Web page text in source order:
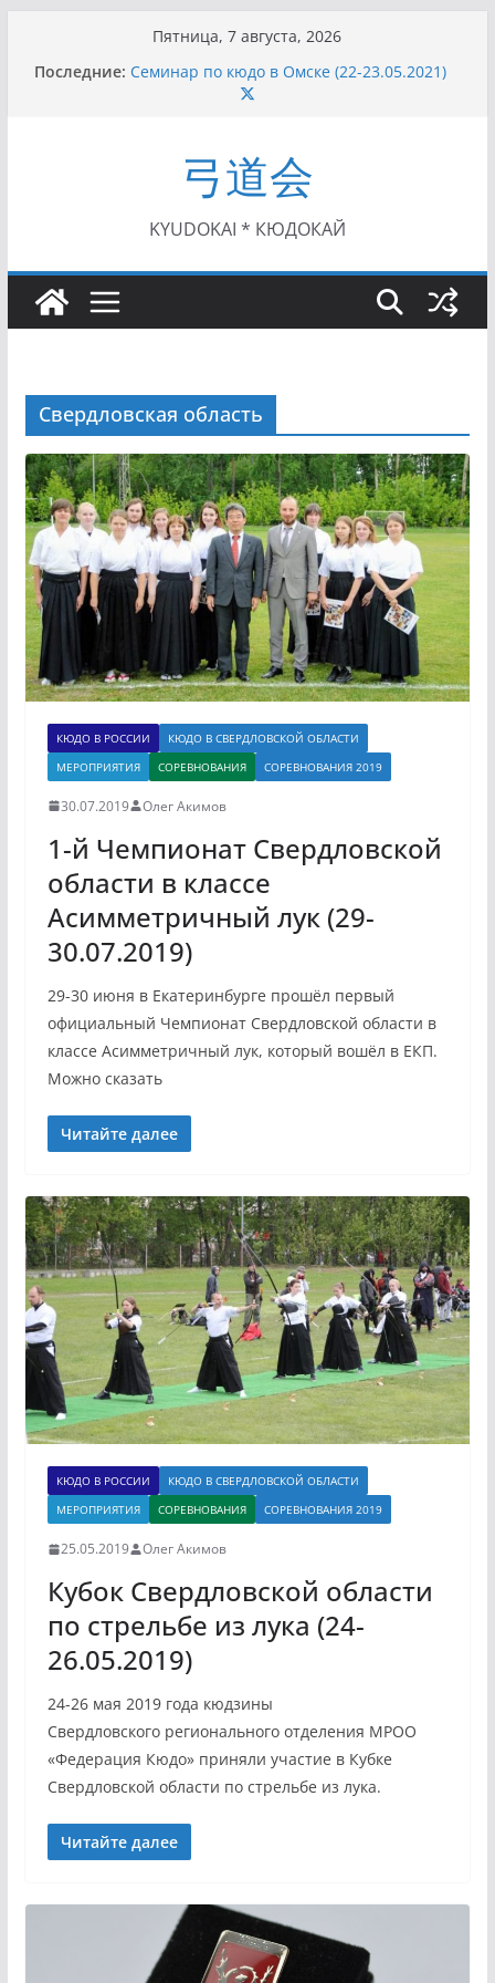
содержимому
Пятница, 7 августа, 2026
Последние: Семинар по кюдо в Омске (22-23.05.2021)
Чемпионат Росcии, Дёмино (2-5.09.2021)
II Кубок Посла Японии в России по Кюдо,
Орёл (25.07.2021)
I этап Кубка Московской области по Кюдо /
Сейдокан II (27.06.2021)
弓道会
KYUDOKAI * КЮДОКАЙ
Свердловская область
КЮДО В РОССИИ
КЮДО В СВЕРДЛОВСКОЙ ОБЛАСТИ
МЕРОПРИЯТИЯ
СОРЕВНОВАНИЯ СОРЕВНОВАНИЯ 2019
30.07.2019 Олег Акимов
1-й Чемпионат Свердловской
области в классе
Асимметричный лук (29-
30.07.2019)
29-30 июня в Екатеринбурге прошёл первый
официальный Чемпионат Свердловской области в
классе Асимметричный лук, который вошёл в ЕКП.
Можно сказать
Читайте далее
КЮДО В РОССИИ
КЮДО В СВЕРДЛОВСКОЙ ОБЛАСТИ
МЕРОПРИЯТИЯ
СОРЕВНОВАНИЯ СОРЕВНОВАНИЯ 2019
25.05.2019 Олег Акимов
Кубок Свердловской области
по стрельбе из лука (24-
26.05.2019)
24-26 мая 2019 года кюдзины
Свердловского регионального отделения МРОО
«Федерация Кюдо» приняли участие в Кубке
Свердловской области по стрельбе из лука.
Читайте далее